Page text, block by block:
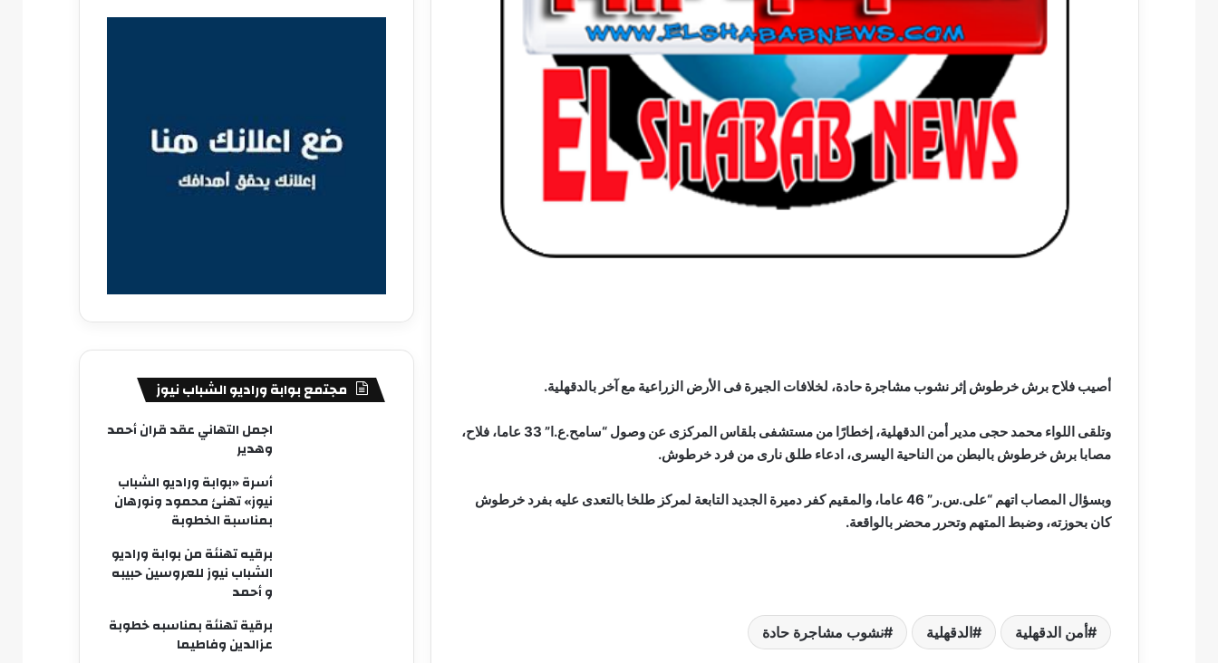
أصيب فلاح برش خرطوش إثر نشوب مشاجرة حادة، لخلافات الجيرة فى الأرض الزراعية مع آخر بالدقهلية.
وتلقى اللواء محمد حجى مدير أمن الدقهلية، إخطارًا من مستشفى بلقاس المركزى عن وصول “سامح.ع.ا” 33 عاما، فلاح،
مصابا برش خرطوش بالبطن من الناحية اليسرى، ادعاء طلق نارى من فرد خرطوش.
وبسؤال المصاب اتهم “على.س.ر” 46 عاما، والمقيم كفر دميرة الجديد التابعة لمركز طلخا بالتعدى عليه بفرد خرطوش
كان بحوزته، وضبط المتهم وتحرر محضر بالواقعة.
أمن الدقهلية الدقهلية نشوب مشاجرة حادة
مجتمع بوابة وراديو الشباب نيوز
اجمل التهاني عقد قران أحمد
وهدير
أسرة «بوابة وراديو الشباب
نيوز» تهنئ محمود ونورهان
بمناسبة الخطوبة
برقيه تهنئة من بوابة وراديو
الشباب نيوز للعروسين حبيبه
و أحمد
برقية تهنئة بمناسبه خطوبة
عزالدين وفاطيما